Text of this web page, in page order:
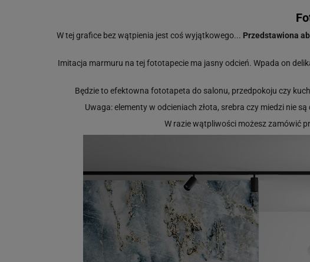
W tej grafice bez wątpienia jest coś wyjątkowego... Przedstawiona
Imitacja marmuru na tej fototapecie ma jasny odcień. Wpada on
Będzie to efektowna fototapeta do salonu, przedpokoju czy
Uwaga: elementy w odcieniach złota, srebra czy miedzi nie
W razie wątpliwości możesz zamówić